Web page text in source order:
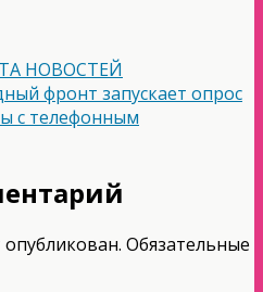
НОВОСТЕЙ
фронт запускает опрос
с телефонным
Обязательные